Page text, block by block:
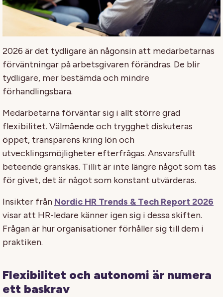
2026 är det tydligare än någonsin att medarbetarnas
förväntningar på arbetsgivaren förändras. De blir
tydligare, mer bestämda och mindre
förhandlingsbara.
Medarbetarna förväntar sig i allt större grad
flexibilitet. Välmående och trygghet diskuteras
öppet, transparens kring lön och
utvecklingsmöjligheter efterfrågas. Ansvarsfullt
beteende granskas. Tillit är inte längre något som tas
för givet, det är något som konstant utvärderas.
Insikter från Nordic HR Trends & Tech Report 2026
visar att HR-ledare känner igen sig i dessa skiften.
Frågan är hur organisationer förhåller sig till dem i
praktiken.
Flexibilitet och autonomi är numera
ett baskrav